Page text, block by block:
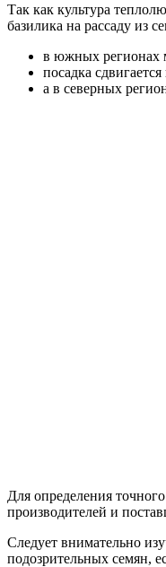
Так как культура
базилика на рассаду из
в южных регионах
посадка
а в северных
Для определения
производителей и
Следует внимательно
подозрительных семян,